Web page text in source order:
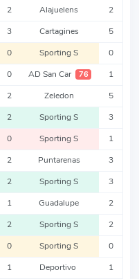
2 Alajuelens 2
3 Cartagines 5
0 Sporting S 0
0 AD San Car 76 1
2 Zeledon 5
2 Sporting S 3
0 Sporting S 1
2 Puntarenas 3
2 Sporting S 3
1 Guadalupe 2
2 Sporting S 2
0 Sporting S 0
1 Deportivo 1